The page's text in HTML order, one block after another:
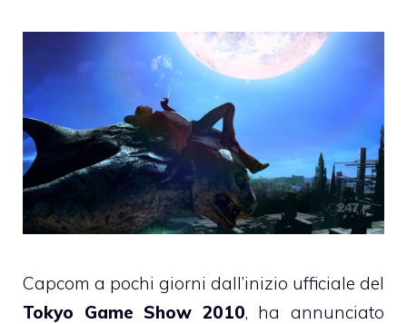
Capcom a pochi giorni dall’inizio ufficiale del
Tokyo Game Show 2010, ha annunciato